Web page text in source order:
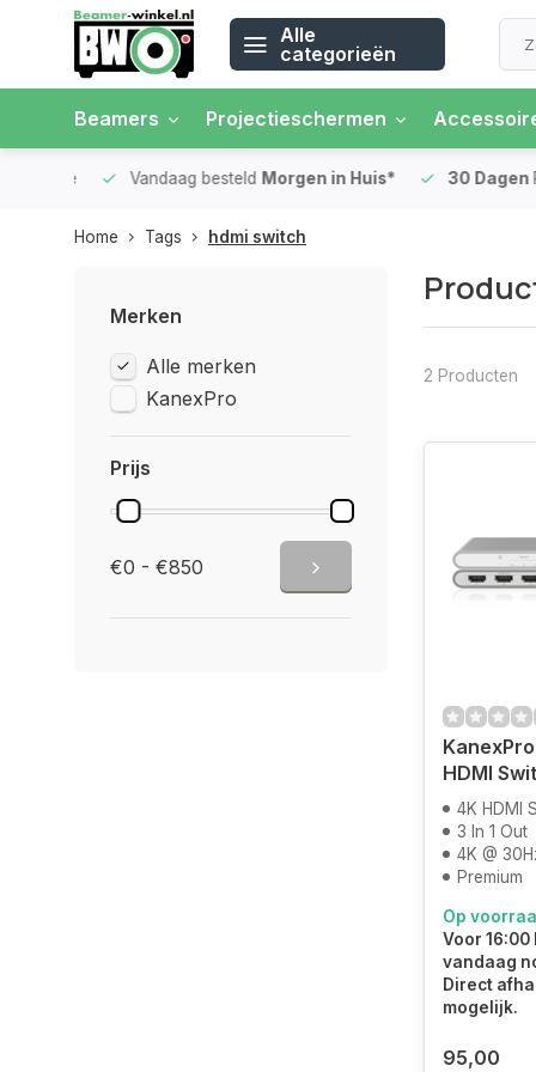
Alle
categorieën
Beamers Projectieschermen
Vandaag besteldMorgen in Huis* 30 Dagen
Home Tags hdmi switch
Merken
Alle merken
KanexPro
Prijs
€0 - €850
2 Producten
HDMI
4K HDMI
3 In 1 Out
4K @
Premium
Op
Voor 16:00
vandaag
Direct
mogelijk.
95,00